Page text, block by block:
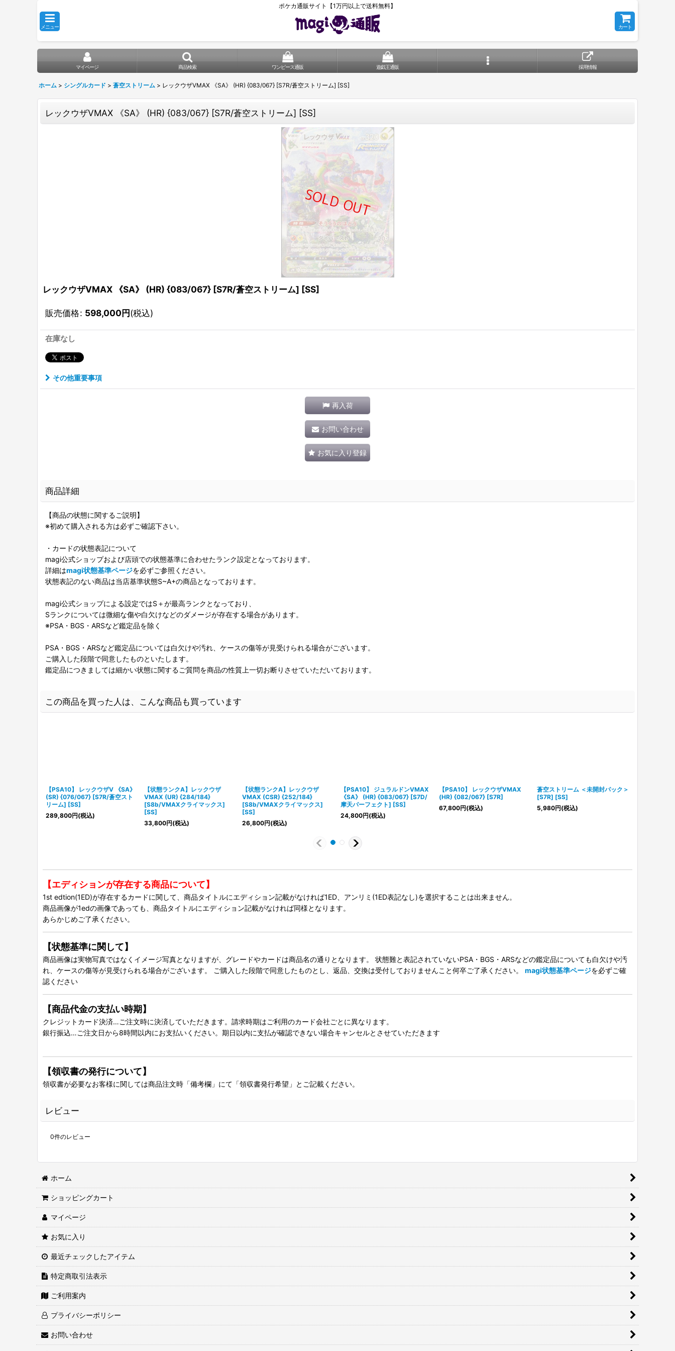
ポケカ通販サイト【1万円以上で送料無料】
メニュー カート
マイページ 商品検索 ワンピース通販 遊戯王通販 採用情報
ホーム > シングルカード > 蒼空ストリーム > レックウザVMAX 《SA》 (HR) {083/067} [S7R/蒼空ストリーム] [SS]
レックウザVMAX 《SA》 (HR) {083/067} [S7R/蒼空ストリーム] [SS]
レックウザVMAX 《SA》 (HR) {083/067} [S7R/蒼空ストリーム] [SS]
販売価格: 598,000円(税込)
在庫なし
その他重要事項
再入荷
お問い合わせ
お気に入り登録
商品詳細
【商品の状態に関するご説明】
※初めて購入される方は必ずご確認下さい。
・カードの状態表記について
magi公式ショップおよび店頭での状態基準に合わせたランク設定となっております。
詳細はmagi状態基準ページを必ずご参照ください。
状態表記のない商品は当店基準状態S~A+の商品となっております。
magi公式ショップによる設定ではS＋が最高ランクとなっており、
Sランクについては微細な傷や白欠けなどのダメージが存在する場合があります。
※PSA・BGS・ARSなど鑑定品を除く
PSA・BGS・ARSなど鑑定品については白欠けや汚れ、ケースの傷等が見受けられる場合がございます。
ご購入した段階で同意したものといたします。
鑑定品につきましては細かい状態に関するご質問を商品の性質上一切お断りさせていただいております。
この商品を買った人は、こんな商品も買っています
【PSA10】 レックウザV 《SA》
(SR) {076/067} [S7R/蒼空スト
リーム] [SS]
289,800円(税込)
【状態ランクA】レックウザ
VMAX (UR) {284/184}
[S8b/VMAXクライマックス]
[SS]
33,800円(税込)
【状態ランクA】レックウザ
VMAX (CSR) {252/184}
[S8b/VMAXクライマックス]
[SS]
26,800円(税込)
【PSA10】 ジュラルドンVMAX
《SA》 (HR) {083/067} [S7D/
摩天パーフェクト] [SS]
24,800円(税込)
【PSA10】 レックウザVMAX
(HR) {082/067} [S7R]
67,800円(税込)
蒼空ストリーム ＜未開封パック＞
[S7R] [SS]
5,980円(税込)
【エディションが存在する商品について】
1st edtion(1ED)が存在するカードに関して、商品タイトルにエディション記載がなければ1ED、アンリミ(1ED表記なし)を選択することは出来ません。
商品画像が1edの画像であっても、商品タイトルにエディション記載がなければ同様となります。
あらかじめご了承ください。
【状態基準に関して】
商品画像は実物写真ではなくイメージ写真となりますが、グレードやカードは商品名の通りとなります。 状態難と表記されていないPSA・BGS・ARSなどの鑑定品についても白欠けや汚
れ、ケースの傷等が見受けられる場合がございます。 ご購入した段階で同意したものとし、返品、交換は受付しておりませんこと何卒ご了承ください。 magi状態基準ページを必ずご確
認ください
【商品代金の支払い時期】
クレジットカード決済…ご注文時に決済していただきます。請求時期はご利用のカード会社ごとに異なります。
銀行振込…ご注文日から8時間以内にお支払いください。期日以内に支払が確認できない場合キャンセルとさせていただきます
【領収書の発行について】
領収書が必要なお客様に関しては商品注文時「備考欄」にて「領収書発行希望」とご記載ください。
レビュー
0件のレビュー
ホーム
ショッピングカート
マイページ
お気に入り
最近チェックしたアイテム
特定商取引法表示
ご利用案内
プライバシーポリシー
お問い合わせ